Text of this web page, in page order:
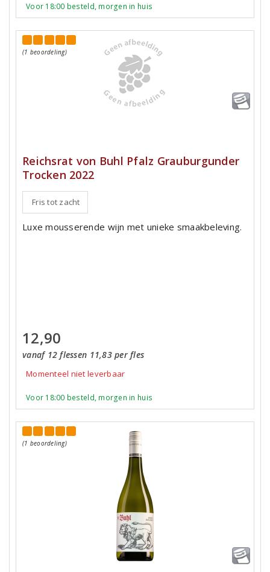
Voor 18:00 besteld, morgen in huis
(1 beoordeling)
Reichsrat von Buhl Pfalz Grauburgunder
Trocken 2022
Fris tot zacht
Luxe mousserende wijn met unieke smaakbeleving.
12,90
vanaf 12 flessen 11,83 per fles
Momenteel niet leverbaar
Voor 18:00 besteld, morgen in huis
(1 beoordeling)